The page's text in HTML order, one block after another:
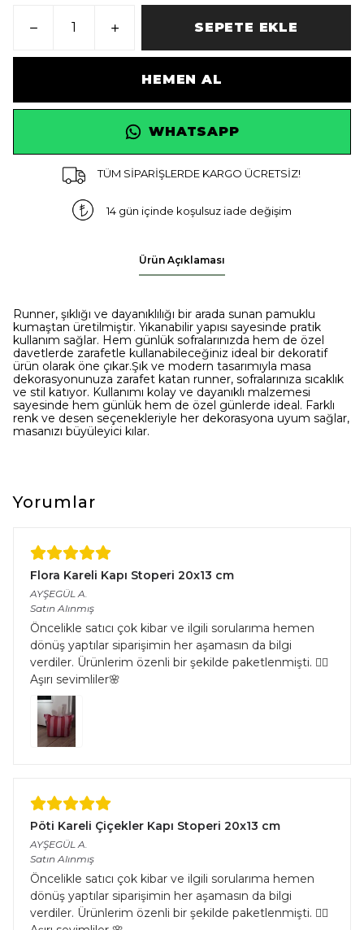
SEPETE EKLE
HEMEN AL
WHATSAPP
TÜM SİPARİŞLERDE KARGO ÜCRETSİZ!
14 gün içinde koşulsuz iade değişim
Ürün Açıklaması
Runner, şıklığı ve dayanıklılığı bir arada sunan pamuklu
kumaştan üretilmiştir. Yıkanabilir yapısı sayesinde pratik
kullanım sağlar. Hem günlük sofralarınızda hem de özel
davetlerde zarafetle kullanabileceğiniz ideal bir dekoratif
ürün olarak öne çıkar.Şık ve modern tasarımıyla masa
dekorasyonunuza zarafet katan runner, sofralarınıza sıcaklık
ve stil katıyor. Kullanımı kolay ve dayanıklı malzemesi
sayesinde hem günlük hem de özel günlerde ideal. Farklı
renk ve desen seçenekleriyle her dekorasyona uyum sağlar,
masanızı büyüleyici kılar.
Yorumlar
Flora Kareli Kapı Stoperi 20x13 cm
AYŞEGÜL A.
Satın Alınmış
Öncelikle satıcı çok kibar ve ilgili sorularıma hemen
dönüş yaptılar siparişimin her aşamasın da bilgi
verdiler. Ürünlerim özenli bir şekilde paketlenmişti. 👌🏻
Aşırı sevimliler🌸
Pöti Kareli Çiçekler Kapı Stoperi 20x13 cm
AYŞEGÜL A.
Satın Alınmış
Öncelikle satıcı çok kibar ve ilgili sorularıma hemen
dönüş yaptılar siparişimin her aşamasın da bilgi
verdiler. Ürünlerim özenli bir şekilde paketlenmişti. 👌🏻